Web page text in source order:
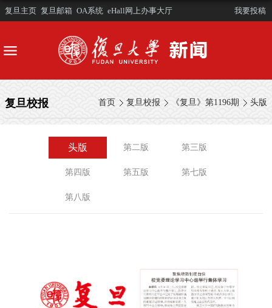
复旦主页 复旦邮箱 OA系统 eHall网上办事大厅 我要投稿
首页 复旦校报 《复旦》第1196期 头版
复旦校报
头版 第二版 第三版
第四版 第五版 第七版
第八版